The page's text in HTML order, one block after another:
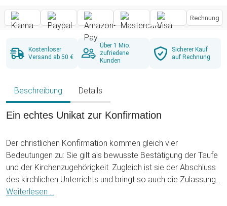
Rechnung
Kostenloser
Versand ab 50 €
Über 1 Mio.
zufriedene
Kunden
Sicherer Kauf
auf Rechnung
Beschreibung Details
Ein echtes Unikat zur Konfirmation
Der christlichen Konfirmation kommen gleich vier
Bedeutungen zu: Sie gilt als bewusste Bestätigung der Taufe
und der Kirchenzugehörigkeit. Zugleich ist sie der Abschluss
des kirchlichen Unterrichts und bringt so auch die Zulassung
zum Abendmahl mit sich. Vor allem aber steht die
Weiterlesen ...